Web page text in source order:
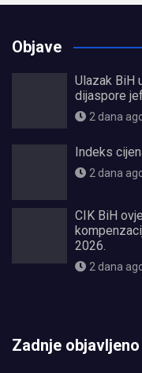
Objave
Ulazak BiH
dijaspore
2 dana
Indeks
2 dana
CIK BiH
2026.
2 dana
Zadnje objavljeno